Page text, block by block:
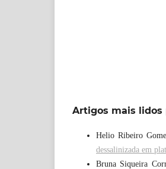
Artigos mais lidos
Helio Ribeiro
dessalinizada em
Bruna Siqueira